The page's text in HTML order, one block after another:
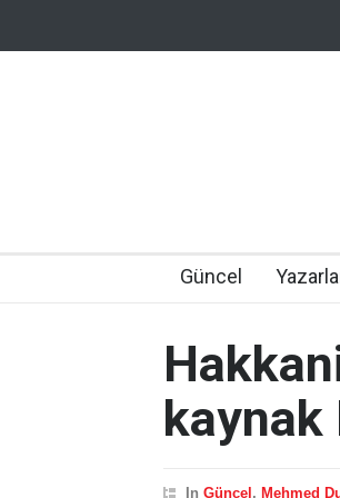
Güncel
kaynak
In Güncel , Mehmed